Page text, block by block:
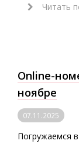
Читать
Online-
ноябре
07.11.2025
Погружаемся